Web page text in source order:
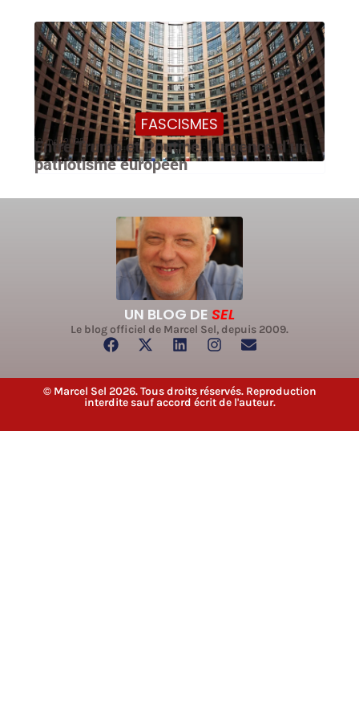
FASCISMES
10 mai 2025
Entre Trump et Poutine, l’urgence d’un
patriotisme européen
UN BLOG DE SEL
Le blog officiel de Marcel Sel, depuis 2009.
© Marcel Sel 2026. Tous droits réservés. Reproduction
interdite sauf accord écrit de l'auteur.